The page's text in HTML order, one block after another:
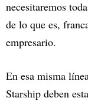
necesitaremos
de lo que es,
empresario.
En esa misma
Starship deben